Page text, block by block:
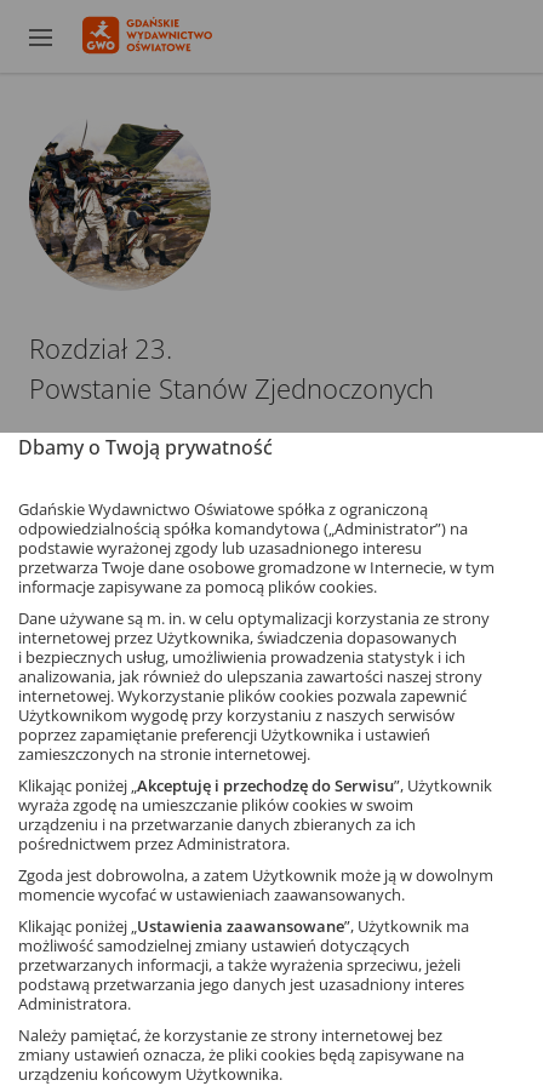
Rozdział 23.
Powstanie Stanów Zjednoczonych
Obejrzyj lekcję w multipodręczniku
Scenariusz –plik pdf
Schemat drzewa decyzyjnego –plik pdf
Drzewo decyzyjne uzupełnione –plik pdf
Oś czasu –plik pdf
SchematSystem rządów w Stanach Zjednoczonych–plik pdf
FilmPowstanie Stanów Zjednoczonych–plik wideo
Pytania i odpowiedzi do mapy –plik pdf|plik docx
Ćwiczenia powtórzeniowe –plik pdf|plik docx
FACEBOOK
POLECANE STRONY
O NAS
Dbamy o Twoją prywatność
Gdańskie Wydawnictwo Oświatowe spółka z ograniczoną
odpowiedzialnością spółka komandytowa („Administrator”) na
podstawie wyrażonej zgody lub uzasadnionego interesu
przetwarza Twoje dane osobowe gromadzone w Internecie, w tym
informacje zapisywane za pomocą plików cookies.
Dane używane są m. in. w celu optymalizacji korzystania ze strony
internetowej przez Użytkownika, świadczenia dopasowanych
i bezpiecznych usług, umożliwienia prowadzenia statystyk i ich
analizowania, jak również do ulepszania zawartości naszej strony
internetowej. Wykorzystanie plików cookies pozwala zapewnić
Użytkownikom wygodę przy korzystaniu z naszych serwisów
poprzez zapamiętanie preferencji Użytkownika i ustawień
zamieszczonych na stronie internetowej.
Klikając poniżej „Akceptuję i przechodzę do Serwisu”, Użytkownik
wyraża zgodę na umieszczanie plików cookies w swoim
urządzeniu i na przetwarzanie danych zbieranych za ich
pośrednictwem przez Administratora.
Zgoda jest dobrowolna, a zatem Użytkownik może ją w dowolnym
momencie wycofać w ustawieniach zaawansowanych.
Klikając poniżej „Ustawienia zaawansowane”, Użytkownik ma
możliwość samodzielnej zmiany ustawień dotyczących
przetwarzanych informacji, a także wyrażenia sprzeciwu, jeżeli
podstawą przetwarzania jego danych jest uzasadniony interes
Administratora.
Należy pamiętać, że korzystanie ze strony internetowej bez
zmiany ustawień oznacza, że pliki cookies będą zapisywane na
urządzeniu końcowym Użytkownika.